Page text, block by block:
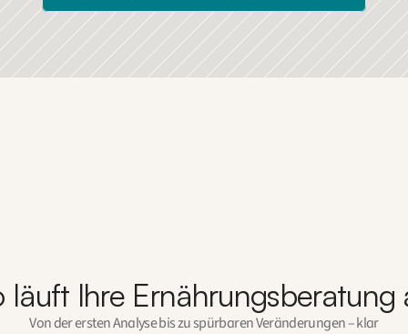
läuft Ihre Ernährungsberatung
Von der ersten Analyse bis zu spürbaren Veränderungen – klar